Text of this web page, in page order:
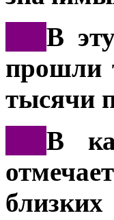
В
прошли
тысячи
В